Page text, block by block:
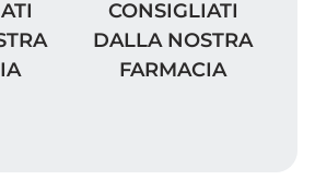
CONSIGLIATI
DALLA NOSTRA
FARMACIA